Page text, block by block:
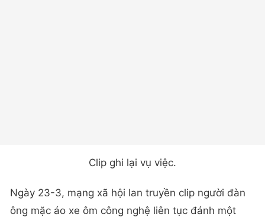
Clip ghi lại vụ việc.
Ngày 23-3, mạng xã hội lan truyền clip người đàn
ông mặc áo xe ôm công nghệ liên tục đánh một